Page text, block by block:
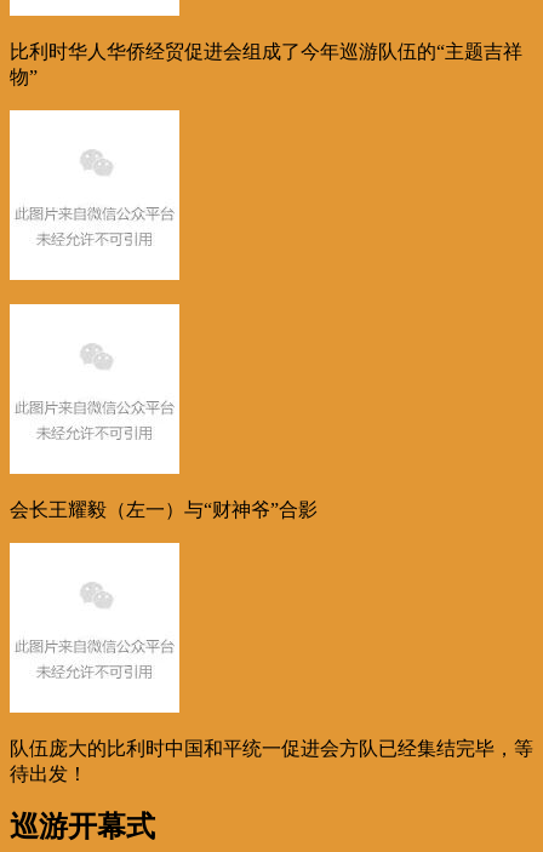
比利时华人华侨经贸促进会组成了今年巡游队伍的“主题吉祥
物”
会长王耀毅（左一）与“财神爷”合影
队伍庞大的比利时中国和平统一促进会方队已经集结完毕，等
待出发！
巡游开幕式